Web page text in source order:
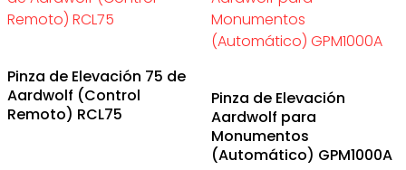
Pinza de Elevación 75 de
Aardwolf (Control
Remoto) RCL75
Pinza de Elevación
Aardwolf para
Monumentos
(Automático) GPM1000A